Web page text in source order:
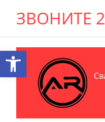
ЗВОНИТЕ
Открыть панель инструментов